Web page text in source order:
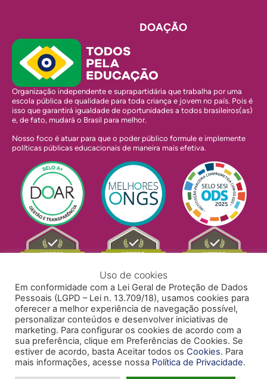
DOAÇÃO
Organização independente e suprapartidária que trabalha por uma
escola pública de qualidade para toda criança e jovem no país. Pois é
isso que garantirá igualdade de oportunidades a todos brasileiros(as)
e, de fato, mudará o Brasil para melhor.
Nosso foco é atuar para que o poder público formule e implemente
políticas públicas educacionais de maneira mais efetiva.
POLÍTICA DE PRIVACIDADE
Uso de cookies
Em conformidade com a Lei Geral de Proteção de Dados
Pessoais (LGPD – Lei n. 13.709/18), usamos cookies para
oferecer a melhor experiência de navegação possível,
personalizar conteúdos e desenvolver iniciativas de
marketing. Para configurar os cookies de acordo com a
sua preferência, clique em Preferências de Cookies. Se
estiver de acordo, basta Aceitar todos os Cookies. Para
mais informações, acesse nossa Política de Privacidade.